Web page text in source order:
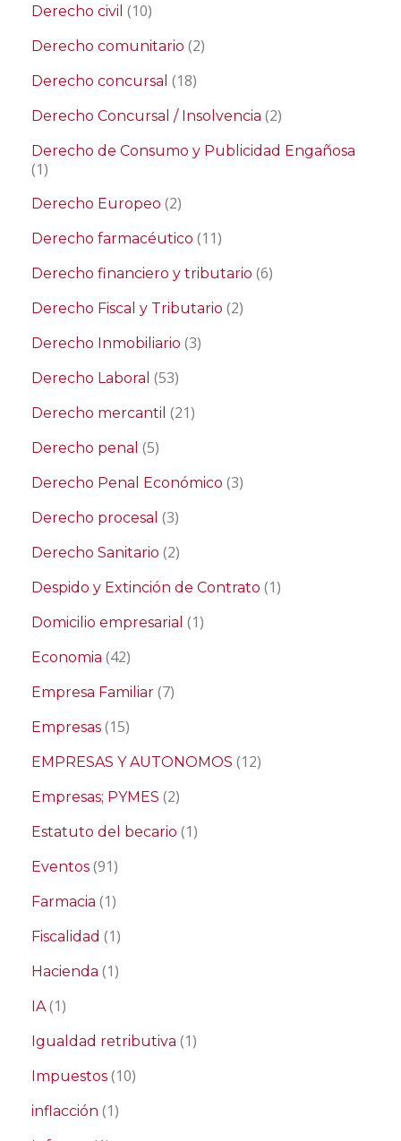
Derecho civil (10)
Derecho comunitario (2)
Derecho concursal (18)
Derecho Concursal / Insolvencia (2)
Derecho de Consumo y Publicidad Engañosa
(1)
Derecho Europeo (2)
Derecho farmacéutico (11)
Derecho financiero y tributario (6)
Derecho Fiscal y Tributario (2)
Derecho Inmobiliario (3)
Derecho Laboral (53)
Derecho mercantil (21)
Derecho penal (5)
Derecho Penal Económico (3)
Derecho procesal (3)
Derecho Sanitario (2)
Despido y Extinción de Contrato (1)
Domicilio empresarial (1)
Economia (42)
Empresa Familiar (7)
Empresas (15)
EMPRESAS Y AUTONOMOS (12)
Empresas; PYMES (2)
Estatuto del becario (1)
Eventos (91)
Farmacia (1)
Fiscalidad (1)
Hacienda (1)
IA(1)
Igualdad retributiva (1)
Impuestos (10)
inflacción (1)